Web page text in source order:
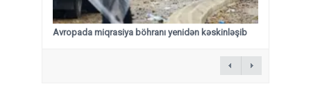
Avropada miqrasiya böhranı yenidən kəskinləşib